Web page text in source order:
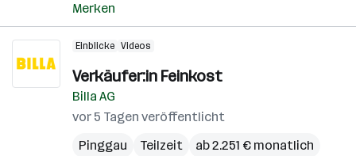
Merken
Einblicke Videos
Verkäufer:in Feinkost
Billa AG
vor 5 Tagen veröffentlicht
Pinggau
Teilzeit ab 2.251 € monatlich